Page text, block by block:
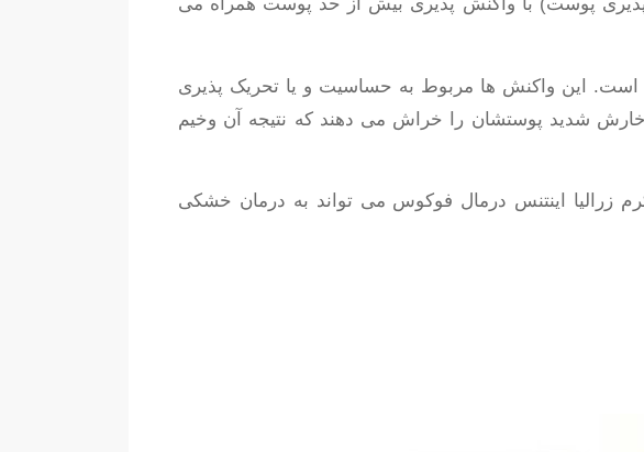
پوست) با واکنش پذیری بیش از حد پوست همراه می
است. این واکنش ها مربوط به حساسیت و یا تحریک پذیری
شدید پوستشان را خراش می دهند که نتیجه آن وخیم
زرالیا اینتنس درمال فوکوس می تواند به درمان خشکی